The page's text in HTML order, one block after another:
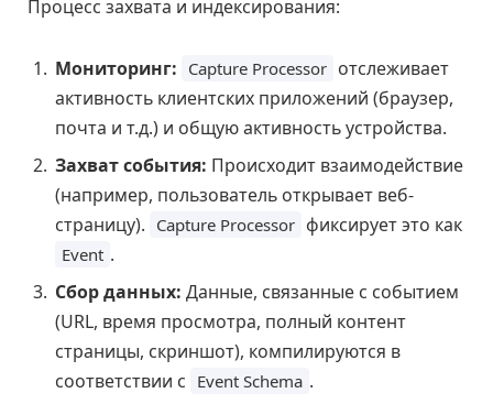
Процесс захвата и индексирования:
Мониторинг: Capture Processor отслеживает
активность клиентских приложений (браузер,
почта и т.д.) и общую активность устройства.
Захват события: Происходит взаимодействие
(например, пользователь открывает веб-
страницу). Capture Processor фиксирует это как
Event .
Сбор данных: Данные, связанные с событием
(URL, время просмотра, полный контент
страницы, скриншот), компилируются в
соответствии с Event Schema .